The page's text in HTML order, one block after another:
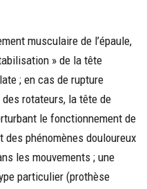
musculaire de l’épaule,
» de la tête
; en cas de rupture
rotateurs, la tête de
le fonctionnement de
des phénomènes douloureux
les mouvements ; une
particulier (prothèse